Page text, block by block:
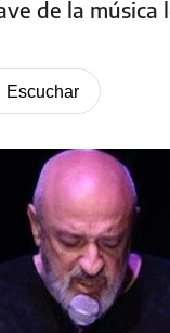
de la música